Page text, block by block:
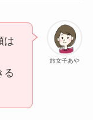
旅女子あや
は
る